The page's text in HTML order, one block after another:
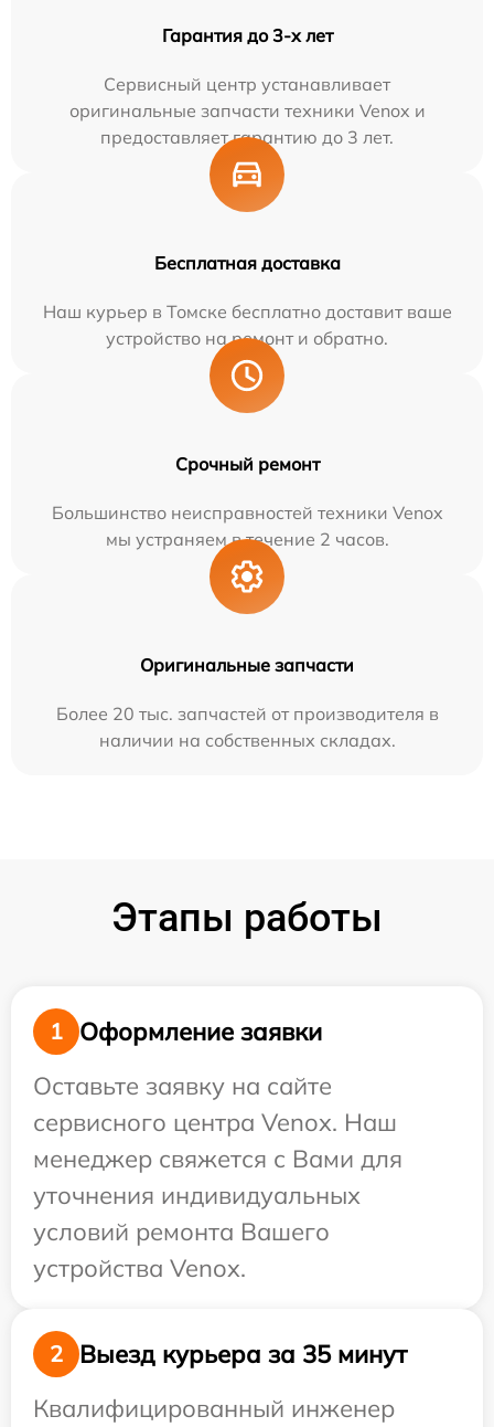
Гарантия до 3-х лет
Сервисный центр устанавливает
оригинальные запчасти техники Venox и
предоставляет гарантию до 3 лет.
Бесплатная доставка
Наш курьер в Томске бесплатно доставит ваше
устройство на ремонт и обратно.
Срочный ремонт
Большинство неисправностей техники Venox
мы устраняем в течение 2 часов.
Оригинальные запчасти
Более 20 тыс. запчастей от производителя в
наличии на собственных складах.
Этапы работы
1
Оформление заявки
Оставьте заявку на сайте
сервисного центра Venox. Наш
менеджер свяжется с Вами для
уточнения индивидуальных
условий ремонта Вашего
устройства Venox.
2
Выезд курьера за 35 минут
Квалифицированный инженер